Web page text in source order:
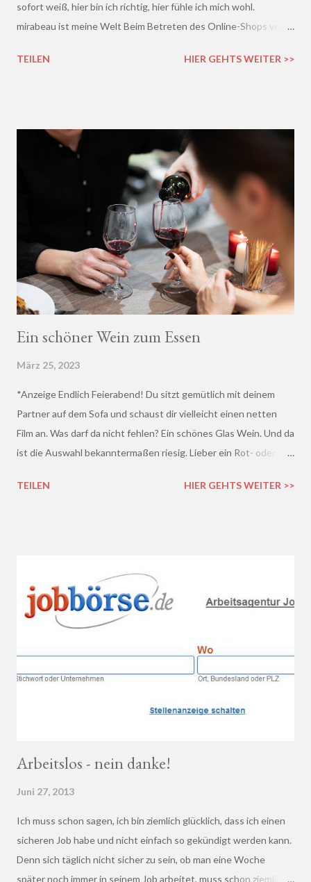
sofort weiß, hier bin ich richtig, hier fühle ich mich wohl.
mirabeau ist meine Welt Beim Betreten des Online-Shops von
Harmonische - ich wusste sofort, hier fühle ich mich wohl :)
TEILEN HIER GEHTS WEITER >>
Ein schöner Wein zum Essen
März 25, 2023
*Anzeige Endlich Feierabend! Du sitzt gemütlich mit deinem
Partner auf dem Sofa und schaust dir vielleicht einen netten
Film an. Was darf da nicht fehlen? Ein schönes Glas Wein. Und da
ist die Auswahl bekanntermaßen riesig. Lieber ein Rot- oder
lieblich? Du hast die Qual der Wahl :D Wenn du so wie ich kaum
TEILEN HIER GEHTS WEITER >>
Arbeitslos - nein danke!
Juni 27, 2013
Ich muss schon sagen, ich bin ziemlich glücklich, dass ich einen
sicheren Job habe und nicht einfach so gekündigt werden kann.
Denn sich täglich nicht sicher zu sein, ob man eine Woche
später noch immer in seinem Job arbeitet, muss schon ziemlich